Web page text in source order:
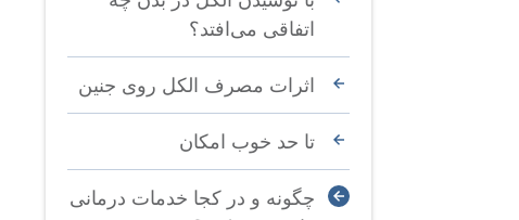
اتفاقی می‌افتد؟
اثرات مصرف الکل روی جنین
تا حد خوب امکان
چگونه و در کجا خدمات درمانی